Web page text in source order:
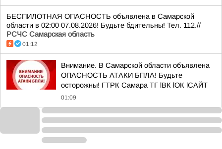
БЕСПИЛОТНАЯ ОПАСНОСТЬ объявлена в Самарской
области в 02:00 07.08.2026! Будьте бдительны! Тел. 112.//
РСЧС Самарская область
01:12
Внимание. В Самарской области объявлена
ОПАСНОСТЬ АТАКИ БПЛА! Будьте
осторожны! ГТРК Самара ТГ lВК lОК lСАЙТ
01:09